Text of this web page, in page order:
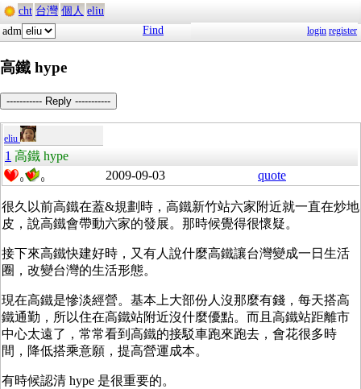
cht 台灣 個人 eliu
adm
Find login register
高鐵 hype
----------- Reply -----------
eliu
1 高鐵 hype
0 0 2009-09-03 quote
很久以前高鐵在蓋&規劃時，高鐵新竹站六家附近就一直在炒地
皮，說高鐵會帶動六家的發展。那時候覺得很懷疑。
接下來高鐵快建好時，又有人說什麼高鐵讓台灣變成一日生活
圈，改變台灣的生活形態。
現在高鐵是慘淡經營。基本上大部份人沒那麼有錢，每天搭高
鐵通勤，所以住在高鐵站附近沒什麼優點。而且高鐵站距離市
中心太遠了，常常看到高鐵的接駁車跑來跑去，會花很多時
間，降低搭乘意願，提高營運成本。
有時候認清 hype 是很重要的。